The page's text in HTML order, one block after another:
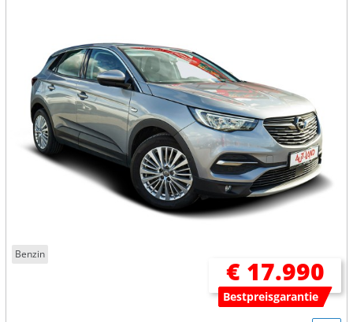
Benzin
€ 17.990
Bestpreisgarantie